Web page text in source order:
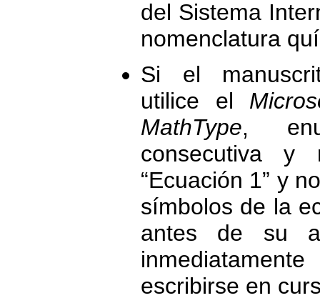
del Sistema
nomenclatura
Si el
utilice el
MathType,
consecutiva y
“Ecuación 1” y
símbolos de la
antes de su
escribirse en